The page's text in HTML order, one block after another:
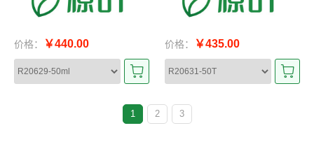
价格： ￥440.00 价格： ￥435.00
1 2 3